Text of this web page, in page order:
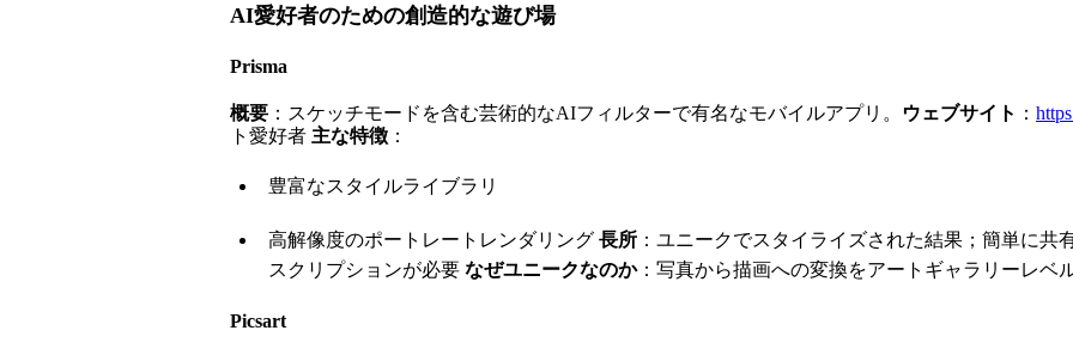
AI愛好者のための創造的な遊び場
Prisma
概要 ：スケッチモードを含む芸術的なAIフィルターで有名なモバイルアプリ。 ウェブサイト ：
ト愛好者 主な特徴 ：
豊富なスタイルライブラリ
高解像度のポートレートレンダリング 長所 ：ユニークでスタイライズされた結果；簡単に共
スクリプションが必要 なぜユニークなのか：写真から描画への変換をアートギャラリーレベ
Picsart